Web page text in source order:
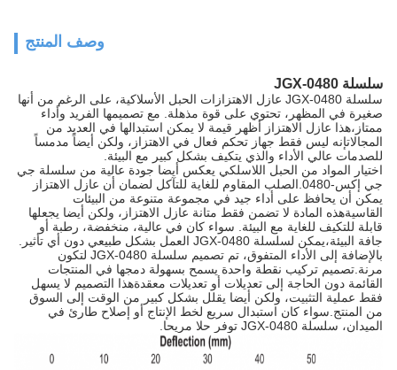
وصف المنتج
سلسلة JGX-0480
سلسلة JGX-0480 عازل الاهتزازات الحبل الأسلاكية، على الرغم من أنها
صغيرة في المظهر، تحتوي على قوة مذهلة. مع تصميمها الفريد وأداء
ممتاز،هذا عازل الاهتزاز أظهر قيمة لا يمكن استبدالها في العديد من
المجالاتإنه ليس فقط جهاز تحكم فعال في الاهتزاز، ولكن أيضاً مدمساً
للصدمات عالي الأداء والذي يتكيف بشكل كبير مع البيئة.
اختيار المواد من الحبل اللاسلكي يعكس أيضا جودة عالية من سلسلة جي
جي إكس-0480.الصلب المقاوم للغاية للتآكل لضمان أن عازل الاهتزاز
يمكن أن يحافظ على أداء جيد في مجموعة متنوعة من البيئات
القاسيةهذه المادة لا تضمن فقط متانة عازل الاهتزاز، ولكن أيضا يجعلها
قابلة للتكيف للغاية مع البيئة. سواء كان في عالية، منخفضة، رطبة أو
جافة البيئة،يمكن لسلسلة JGX-0480 العمل بشكل طبيعي دون أي تأثير.
بالإضافة إلى الأداء المتفوق، تم تصميم سلسلة JGX-0480 لتكون
مرنة.تصميم تركيب نقطة واحدة يسمح بسهولة دمجها في المنتجات
القائمة دون الحاجة إلى تعديلات أو تعديلات معقدةهذا التصميم لا يسهل
فقط عملية التثبيت، ولكن أيضا يقلل بشكل كبير من الوقت إلى السوق
من المنتج.سواء كان استبدال سريع لخط الإنتاج أو إصلاح طارئ في
الميدان، سلسلة JGX-0480 توفر حلا مريحا.